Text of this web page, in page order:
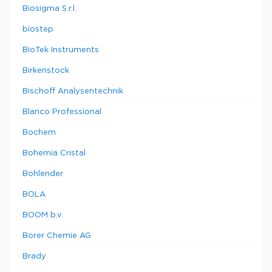
Biosigma S.r.l.
biostep
BioTek Instruments
Birkenstock
Bischoff Analysentechnik
Blanco Professional
Bochem
Bohemia Cristal
Bohlender
BOLA
BOOM b.v.
Borer Chemie AG
Brady